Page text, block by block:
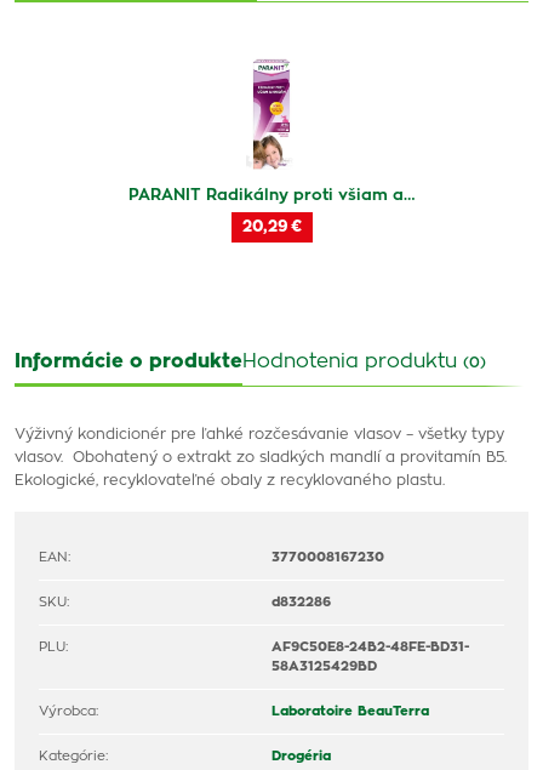
PARANIT Radikálny proti všiam a…
20,29 €
Informácie o produkteHodnotenia produktu (0)
Výživný kondicionér pre ľahké rozčesávanie vlasov – všetky typy
vlasov. Obohatený o extrakt zo sladkých mandlí a provitamín B5.
Ekologické, recyklovateľné obaly z recyklovaného plastu.
EAN: 3770008167230
SKU: d832286
PLU:
AF9C50E8-24B2-48FE-BD31-
58A3125429BD
Výrobca: Laboratoire BeauTerra
Kategórie: Drogéria